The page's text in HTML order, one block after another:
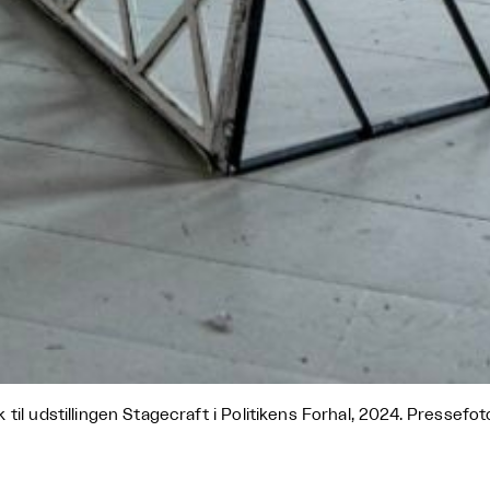
til udstillingen Stagecraft i Politikens Forhal, 2024.